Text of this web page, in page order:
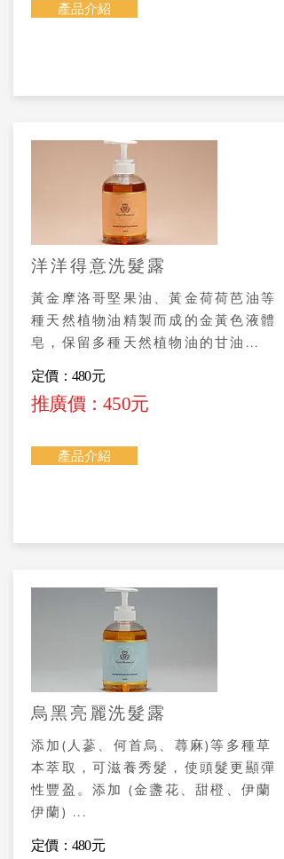
產品介紹
洋洋得意洗髮露
黃金摩洛哥堅果油、黃金荷荷芭油等
種天然植物油精製而成的金黃色液體
皂，保留多種天然植物油的甘油...
定價：480元
推廣價：450元
產品介紹
烏黑亮麗洗髮露
添加(人蔘、何首烏、蕁麻)等多種草
本萃取，可滋養秀髮，使頭髮更顯彈
性豐盈。添加 (金盞花、甜橙、伊蘭
伊蘭) ...
定價：480元